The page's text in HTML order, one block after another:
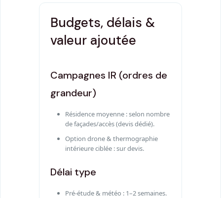
Budgets, délais &
valeur ajoutée
Campagnes IR (ordres de
grandeur)
Résidence moyenne : selon nombre
de façades/accès (devis dédié).
Option drone & thermographie
intérieure ciblée : sur devis.
Délai type
Pré-étude & météo : 1–2 semaines.